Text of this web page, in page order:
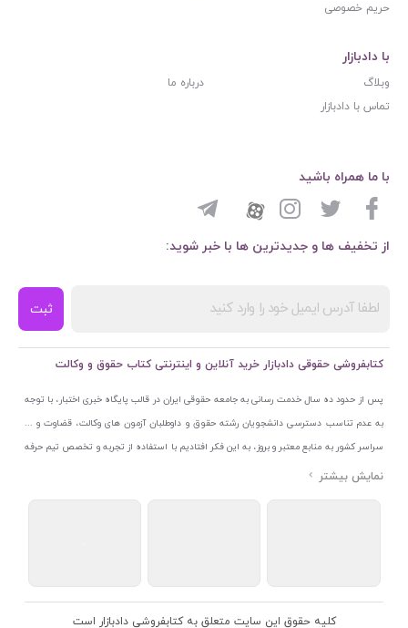
حریم خصوصی
با دادبازار
وبلاگ
درباره ما
تماس با دادبازار
از تخفیف ها و جدیدترین ها با خبر شوید:
ثبت
با ما همراه باشید
کتابفروشی حقوقی دادبازار خرید آنلاین و اینترنتی کتاب حقوق و وکالت
پس از حدود ده سال خدمت رسانی به جامعه حقوقی ایران در قالب پایگاه خبری اختبار، با توجه
به عدم تناسب دسترسی دانشجویان رشته حقوق و داوطلبان آزمون های وکالت، قضاوت و ...
سراسر کشور به منابع معتبر و بروز، به این فکر افتادیم با استفاده از تجربه و تخصص تیم حرفه
ای اختبار خدمتی جدید به جامعه حقوقی ایران ارائه کنیم. به این منظور با راه اندازی و تجهیز
اتحادیه ناشران و کتابفروشان تهران به منظور ارائه مطمئن ترین خدمات مجموعه بسیار کامل و
معتبری از کتاب های حقوقی را به علاقمندان عرضه کرده ایم. علاوه بر این با بهره گیری از فناوری
کلیه حقوق این سایت متعلق به کتابفروشی دادبازار است